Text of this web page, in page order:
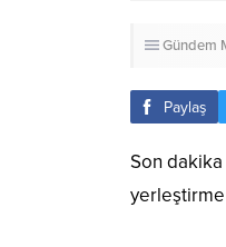
Gündem
Paylaş
Son dakika
yerleştirme